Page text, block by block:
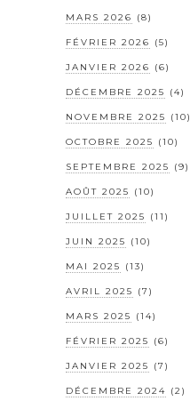
MARS 2026 (8)
FÉVRIER 2026 (5)
JANVIER 2026 (6)
DÉCEMBRE 2025 (4)
NOVEMBRE 2025 (10)
OCTOBRE 2025 (10)
SEPTEMBRE 2025 (9)
AOÛT 2025 (10)
JUILLET 2025 (11)
JUIN 2025 (10)
MAI 2025 (13)
AVRIL 2025 (7)
MARS 2025 (14)
FÉVRIER 2025 (6)
JANVIER 2025 (7)
DÉCEMBRE 2024 (2)